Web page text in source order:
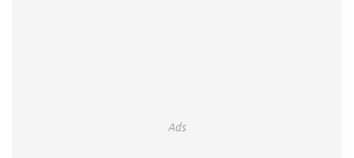
Ads